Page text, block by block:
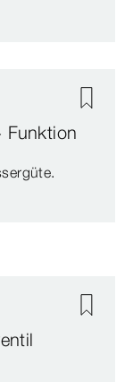
Funktion